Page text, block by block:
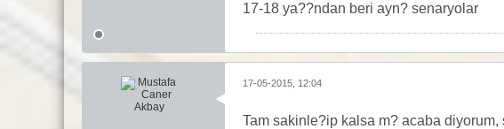
17-18 ya??ndan beri ayn? senaryolar
17-05-2015, 12:04
Tam sakinle?ip kalsa m? acaba